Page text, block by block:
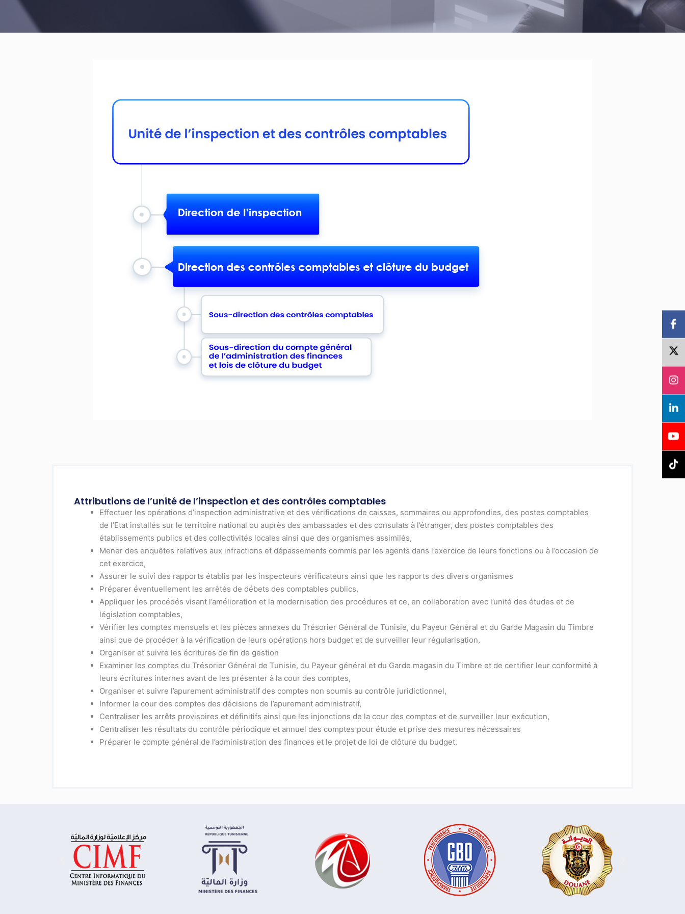
Attributions de l’unité de l’inspection et des contrôles comptables
Effectuer les opérations d’inspection administrative et des vérifications de caisses, sommaires ou approfondies, des postes comptables
de l’Etat installés sur le territoire national ou auprès des ambassades et des consulats à l’étranger, des postes comptables des
établissements publics et des collectivités locales ainsi que des organismes assimilés,
Mener des enquêtes relatives aux infractions et dépassements commis par les agents dans l’exercice de leurs fonctions ou à l’occasion de
cet exercice,
Assurer le suivi des rapports établis par les inspecteurs vérificateurs ainsi que les rapports des divers organismes
Préparer éventuellement les arrêtés de débets des comptables publics,
Appliquer les procédés visant l’amélioration et la modernisation des procédures et ce, en collaboration avec l’unité des études et de
législation comptables,
Vérifier les comptes mensuels et les pièces annexes du Trésorier Général de Tunisie, du Payeur Général et du Garde Magasin du Timbre
ainsi que de procéder à la vérification de leurs opérations hors budget et de surveiller leur régularisation,
Organiser et suivre les écritures de fin de gestion
Examiner les comptes du Trésorier Général de Tunisie, du Payeur général et du Garde magasin du Timbre et de certifier leur conformité à
leurs écritures internes avant de les présenter à la cour des comptes,
Organiser et suivre l’apurement administratif des comptes non soumis au contrôle juridictionnel,
Informer la cour des comptes des décisions de l’apurement administratif,
Centraliser les arrêts provisoires et définitifs ainsi que les injonctions de la cour des comptes et de surveiller leur exécution,
Centraliser les résultats du contrôle périodique et annuel des comptes pour étude et prise des mesures nécessaires
Préparer le compte général de l’administration des finances et le projet de loi de clôture du budget.